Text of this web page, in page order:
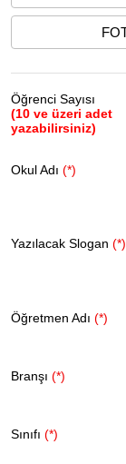
Öğrenci Sayısı
(10 ve üzeri adet
yazabilirsiniz)
Okul Adı (*)
Yazılacak Slogan (*)
Öğretmen Adı (*)
Branşı (*)
Sınıfı (*)